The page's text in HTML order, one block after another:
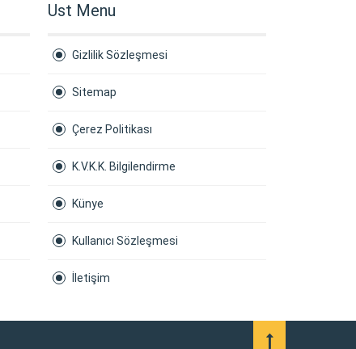
Ust Menu
Gizlilik Sözleşmesi
Sitemap
Çerez Politikası
K.V.K.K. Bilgilendirme
Künye
Kullanıcı Sözleşmesi
İletişim